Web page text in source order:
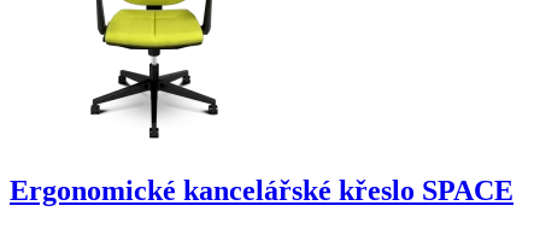
Ergonomické kancelářské křeslo SPACE